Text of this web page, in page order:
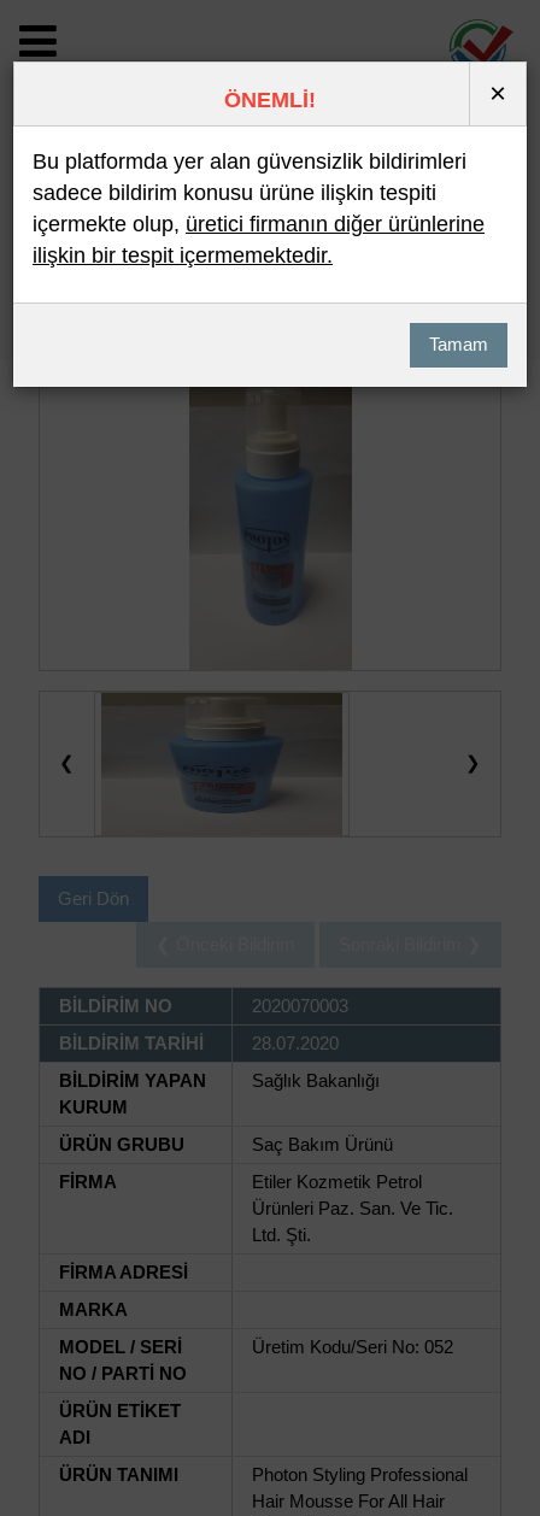
BİLDİRİM DETAYI
Son 10 Bildirim En Çok İncelenen
❮ ❯
Geri Dön
BİLDİRİM NO
2020070003
BİLDİRİM TARİHİ
28.07.2020
BİLDİRİM YAPAN
KURUM
Sağlık Bakanlığı
ÜRÜN GRUBU
Saç Bakım Ürünü
FİRMA
Etiler Kozmetik Petrol
Ürünleri Paz. San. Ve Tic.
Ltd. Şti.
FİRMA ADRESİ
MARKA
MODEL / SERİ
NO / PARTİ NO
Üretim Kodu/Seri No: 052
ÜRÜN ETİKET
ADI
ÜRÜN TANIMI
Photon Styling Professional
Hair Mousse For All Hair
ÖNEMLİ! ×
Bu platformda yer alan güvensizlik bildirimleri
sadece bildirim konusu ürüne ilişkin tespiti
içermekte olup, üretici firmanın diğer ürünlerine
ilişkin bir tespit içermemektedir.
Tamam